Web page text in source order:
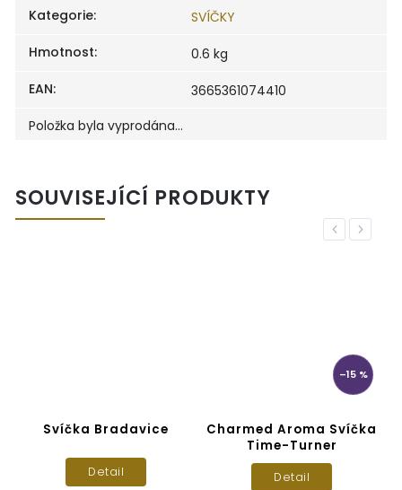
Kategorie:
SVÍČKY
Hmotnost:
0.6 kg
EAN:
3665361074410
Položka byla vyprodána…
SOUVISEJÍCÍ PRODUKTY
Previous
Svíčka Bradavice
Detail
–15 %
Charmed Aroma Svíčka
Time-Turner
Detail
Next